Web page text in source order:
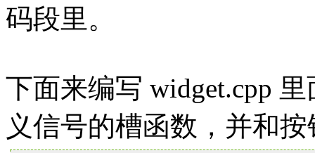
码段里。
下面来编写 widget.cpp
义信号的槽函数，并和